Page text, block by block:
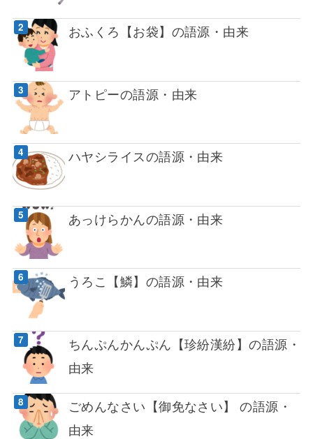
おふくろ【お袋】の語源・由来
アトピーの語源・由来
ハヤシライスの語源・由来
あっけらかんの語源・由来
うろこ【鱗】の語源・由来
ちんぷんかんぷん【珍紛漢紛】の語源・
由来
ごめんなさい【御免なさい】 の語源・
由来